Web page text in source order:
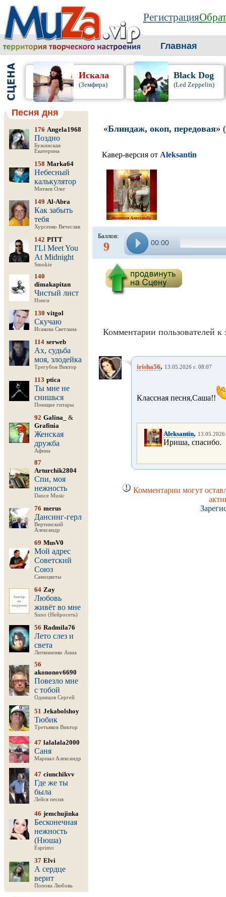
Регистрация
Главная
Искала
(Земфира)
Black Dog
(Led Zeppelin)
Песня дня
176 Angela1968
Поздно
Бужинская
Екатерина
158 Marka64
Небесный
калькулятор
Митяев Олег
149 Al-Abra
Как забыть
тебя
Хурсенко Вячеслав
142 PITT
I'Ll Meet You
At Midnight
Smokie
140
dimakapitan
Чистый лист
Нэнси
130 vitgol
Скучаю
Исакова Светлана
114 serweb
Ах, судьба
моя, злодейка
Трегубов Виктор
113 ptica
Ты мне не
снишься
Поющие гитары
92 Galina_
&
Grafinia
Женская
дружба
Афина
87
Arturchik2804
Спи, моя
нежность
Dance Music
76 merus
Дансинг-герл
Вертинский
Александр
69 MusV0
Мой адрес
Советский
Союз
Самоцветы
64 Zay
Любовь
живёт во мне
Suno (Нейросеть)
56 Radmila76
Лето слез и
света
Литвиненко Анна
56
akononov6690
Повезло мне
с тобой
Одинцов Сергей
51 Jekabolshoy
Тюбик
Третьяков Виктор
47 lalalala2000
Саня
Маршал Александр
47 ciunchikvv
Где же ты
была
Лейся песня
46 jemchujinka
Бесконечная
нежность
(Нюша)
Esprimo
37 Elvi
А сердце
верит
Попова Любовь
«Блиндаж, окоп, передовая»
Кавер-версия от Aleksantin
Баллов:
9 00:00
Комментарии пользователей к
irisha56, 13.05.2026 г. 08:07
Классная песня,Саша!!
Aleksantin, 13.05.2026
Ириша, спасибо.
Комментарии могут